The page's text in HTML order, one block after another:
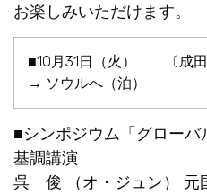
お楽しみいただけます。
■10月31日（火） 〔成田
→ ソウルへ（泊）
■シンポジウム「グローバ
基調講演
呉 俊 （オ・ジュン） 元